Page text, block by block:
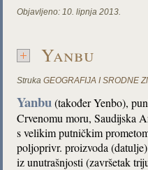
Objavljeno: 10. lipnja 2013.
Yanbu
Struka GEOGRAFIJA I SRODNE
Yanbu(također Yenbo),
Crvenomu moru, Saudijska
s velikim putničkim
poljoprivr. proizvoda
iz unutrašnjosti (završetak